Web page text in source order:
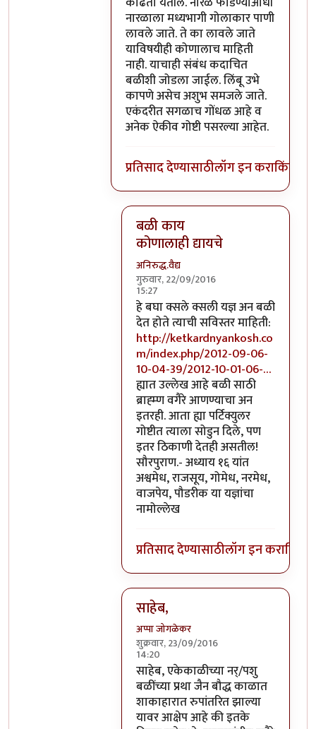
नारळाला मध्यभागी गोलाकार पाणी
लावले जाते. ते का लावले जाते
याविषयीही कोणालाच माहिती
नाही. याचाही संबंध कदाचित
बळीशी जोडला जाईल. लिंबू उभे
कापणे असेच अशुभ समजले जाते.
एकंदरीत सगळाच गोंधळ आहे व
अनेक ऐकीव गोष्टी पसरल्या आहेत.
प्रतिसाद देण्यासाठीलॉग इन कराकिंवा
बळी काय
कोणालाही द्यायचे
अनिरुद्ध.वैद्य
गुरुवार, 22/09/2016
15:27
In reply toपरंतु नारळ फोडणे म्हणजे
हे बघा क्सले क्सली यज्ञ अन बळी
देत होते त्याची सविस्तर माहिती:
http://ketkardnyankosh.co
m/index.php/2012-09-06-
10-04-39/2012-10-01-06-…
ह्यात उल्लेख आहे बळी साठी
ब्राह्म्ण वगैरे आणण्याचा अन
इतरही. आता ह्या पर्टिक्युलर
गोष्टीत त्याला सोडुन दिले, पण
इतर ठिकाणी देतही असतील!
सौरपुराण.- अध्याय १६ यांत
अश्वमेध, राजसूय, गोमेध, नरमेध,
वाजपेय, पौडरीक या यज्ञांचा
नामोल्लेख
प्रतिसाद देण्यासाठीलॉग इन कराकिंवा
साहेब,
अप्पा जोगळेकर
शुक्रवार, 23/09/2016
14:20
In reply toपरंतु नारळ फोडणे म्हणजे
साहेब, एकेकाळीच्या नर्/पशु
बळींच्या प्रथा जैन बौद्ध काळात
शाकाहारात रुपांतरित झाल्या
यावर आक्षेप आहे की इतके